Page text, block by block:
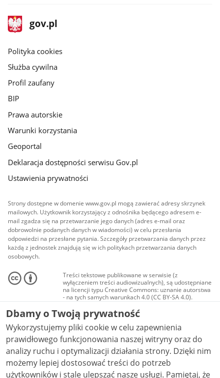
stopka
gov.pl
Strona
gov.pl
gov.pl
Polityka cookies
Służba cywilna
Profil zaufany
BIP
Prawa autorskie
Warunki korzystania
Geoportal
Deklaracja dostępności serwisu Gov.pl
Ustawienia prywatności
Strony dostępne w domenie www.gov.pl mogą zawierać adresy skrzynek
mailowych. Użytkownik korzystający z odnośnika będącego adresem e-
mail zgadza się na przetwarzanie jego danych (adres e-mail oraz
dobrowolnie podanych danych w wiadomości) w celu przesłania
odpowiedzi na przesłane pytania. Szczegóły przetwarzania danych przez
każdą z jednostek znajdują się w ich politykach przetwarzania danych
osobowych.
Treści tekstowe publikowane w serwisie (z
wyłączeniem treści audiowizualnych), są udostępniane
na licencji typu Creative Commons: uznanie autorstwa
- na tych samych warunkach 4.0 (CC BY-SA 4.0).
Materiały audiowizualne, w tym zdjęcia, materiały
audio i wideo, są udostępniane na licencji typu
Creative Commons: uznanie autorstwa użycie
niekomercyjne - bez utworów zależnych 4.0 (CC BY-
NC-ND 4.0), o ile nie jest to stwierdzone inaczej.
Dbamy o Twoją prywatność
Wykorzystujemy pliki cookie w celu zapewnienia
prawidłowego funkcjonowania naszej witryny oraz do
analizy ruchu i optymalizacji działania strony. Dzięki nim
możemy lepiej dostosować treści do potrzeb
użytkowników i stale ulepszać nasze usługi. Pamiętaj, że